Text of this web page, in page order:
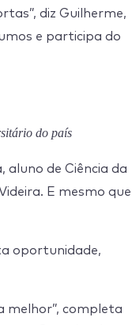
diz Guilherme,
e participa do
do país
aluno de Ciência da
E mesmo que
oportunidade,
melhor”, completa